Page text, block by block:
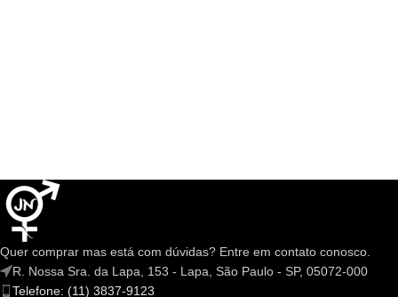
Quer comprar mas está com dúvidas? Entre em contato conosco.
R. Nossa Sra. da Lapa, 153 - Lapa, São Paulo - SP, 05072-000
Telefone: (11) 3837-9123